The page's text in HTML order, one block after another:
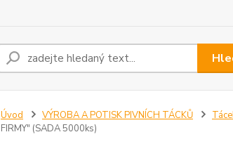
Úvod VÝROBA A POTISK PIVNÍCH TÁCKŮ
FIRMY" (SADA 5000ks)